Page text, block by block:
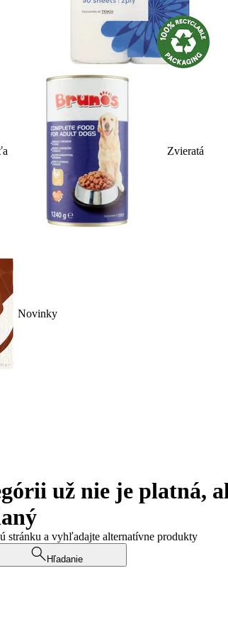
Zvieratá
Novinky
už nie je platná,
stránku a vyhľadajte alternatívne produkty
Hľadanie